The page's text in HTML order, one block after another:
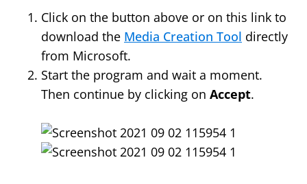
Click on the button above or on this link to
download the Media Creation Tool directly
from Microsoft.
Start the program and wait a moment.
Then continue by clicking on Accept.